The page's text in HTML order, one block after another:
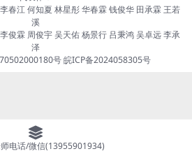
春江 何知夏 林星彤 华春霖 钱俊华 田承霖 王若
溪
俊霖 周俊宇 吴天佑 杨景行 吕秉鸿 吴卓远 李承
泽
号皖ICP备2024058305号
电话/微信(13955901934)